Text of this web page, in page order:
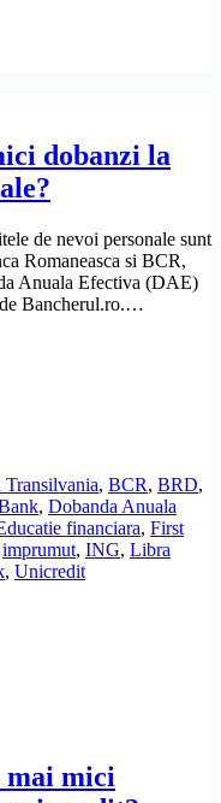
dobanzi la
de nevoi personale sunt
Romaneasca si BCR,
Anuala Efectiva (DAE)
Bancherul.ro.…
Transilvania, BCR, BRD,
, Dobanda Anuala
financiara, First
imprumut, ING, Libra
, Unicredit
mai mici